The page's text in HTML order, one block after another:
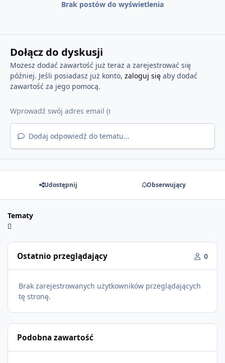
Brak postów do wyświetlenia
Dołącz do dyskusji
Możesz dodać zawartość już teraz a zarejestrować się
później. Jeśli posiadasz już konto, zaloguj sięaby dodać
zawartość za jego pomocą.
Dodaj odpowiedź do tematu...
Udostępnij Obserwujący
Tematy
Ostatnio przeglądający 0
Brak zarejestrowanych użytkowników przeglądających
tę stronę.
Podobna zawartość